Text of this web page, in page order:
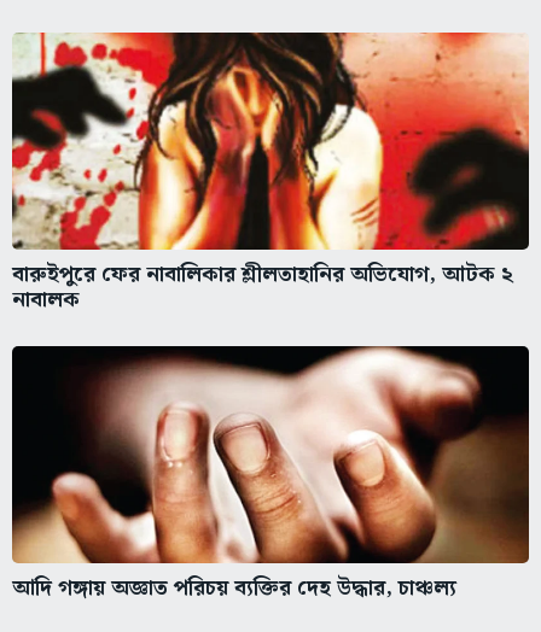
বারুইপুরে ফের নাবালিকার শ্লীলতাহানির অভিযোগ, আটক ২
নাবালক
আদি গঙ্গায় অজ্ঞাত পরিচয় ব্যক্তির দেহ উদ্ধার, চাঞ্চল্য